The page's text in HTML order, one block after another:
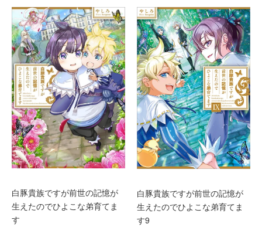
白豚貴族ですが前世の記憶が
生えたのでひよこな弟育てま
す
白豚貴族ですが前世の記憶が
生えたのでひよこな弟育てま
す9